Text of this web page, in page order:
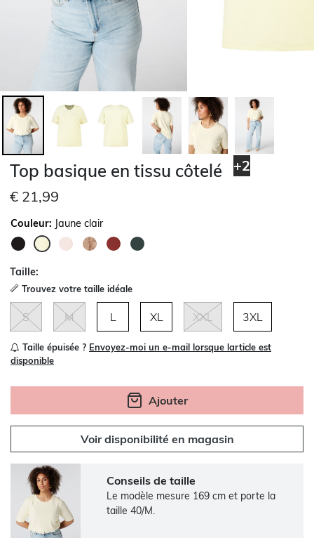
+2
Top basique en tissu côtelé
€ 21,99
Couleur: Jaune clair
Taille:
Trouvez votre taille idéale
S M L XL XXL 3XL
Taille épuisée ? Envoyez-moi un e-mail lorsque larticle est
disponible
Ajouter
Voir disponibilité en magasin
Conseils de taille
Le modèle mesure 169 cm et porte la
taille 40/M.